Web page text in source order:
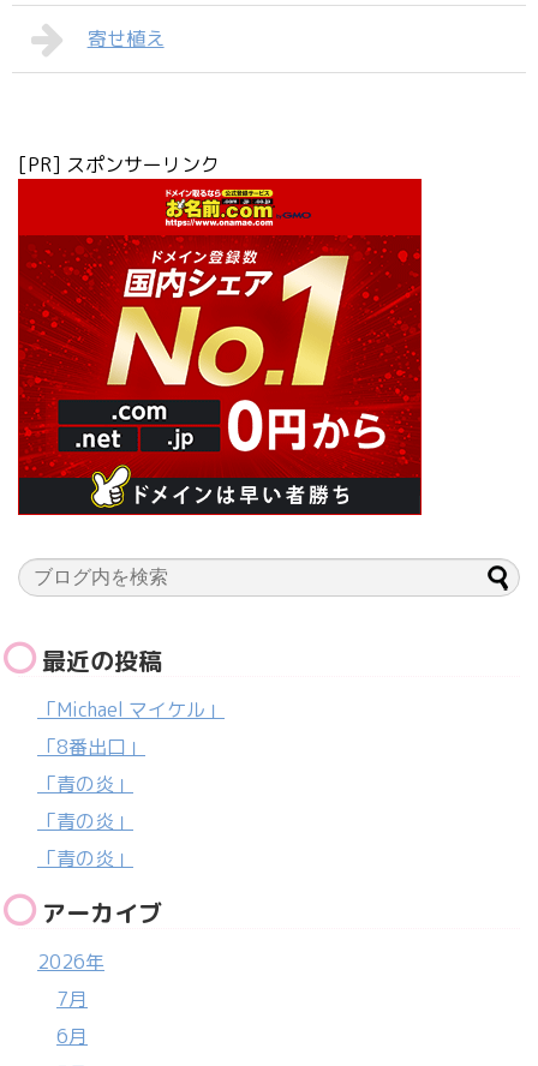
寄せ植え
[PR] スポンサーリンク
最近の投稿
「Michael マイケル」
「8番出口」
「青の炎」
「青の炎」
「青の炎」
アーカイブ
2026年
7月
6月